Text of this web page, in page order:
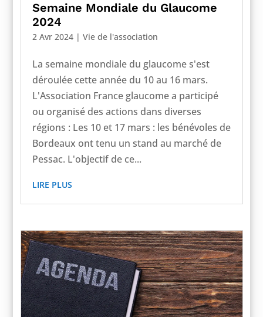
Semaine Mondiale du Glaucome
2024
2 Avr 2024| Vie de l'association
La semaine mondiale du glaucome s'est
déroulée cette année du 10 au 16 mars.
L'Association France glaucome a participé
ou organisé des actions dans diverses
régions : Les 10 et 17 mars : les bénévoles de
Bordeaux ont tenu un stand au marché de
Pessac. L'objectif de ce...
LIRE PLUS